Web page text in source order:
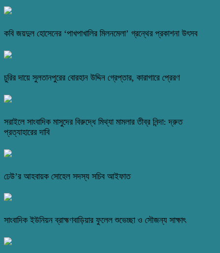
কবি জয়দুল হোসেনের ‘পাখপাখালির মিলনমেলা’ গ্রন্থের প্রকাশনা উৎসব
চুরির দায়ে সুলতানপুরের বোরহান উদ্দিন গ্রেপ্তার, কারাগারে প্রেরণ
সরাইলে সাংবাদিক মাসুদের বিরুদ্ধে মিথ্যা মামলার তীব্র নিন্দা: দ্রুত
প্রত্যাহারের দাবি
ঢেউ’র আহবায়ক সোহেল সদস্য সচিব আইফাত
সাংবাদিক ইউনিয়ন ব্রাহ্মণবাড়িয়ার ফুলেল শুভেচ্ছা ও সৌজন্য সাক্ষাৎ